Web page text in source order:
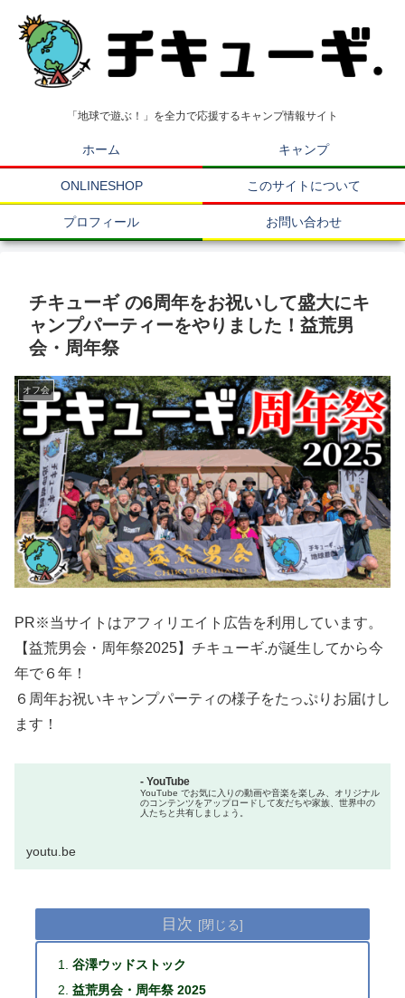
「地球で遊ぶ！」を全力で応援するキャンプ情報サイト
ホーム キャンプ
ONLINESHOP このサイトについて
プロフィール お問い合わせ
チキューギ の6周年をお祝いして盛大にキ
ャンプパーティーをやりました！益荒男
会・周年祭
オフ会
PR※当サイトはアフィリエイト広告を利用しています。
【益荒男会・周年祭2025】チキューギ.が誕生してから今
年で６年！
６周年お祝いキャンプパーティの様子をたっぷりお届けし
ます！
- YouTube
YouTube でお気に入りの動画や音楽を楽しみ、オリジナル
のコンテンツをアップロードして友だちや家族、世界中の
人たちと共有しましょう。
youtu.be
目次
谷澤ウッドストック
益荒男会・周年祭 2025